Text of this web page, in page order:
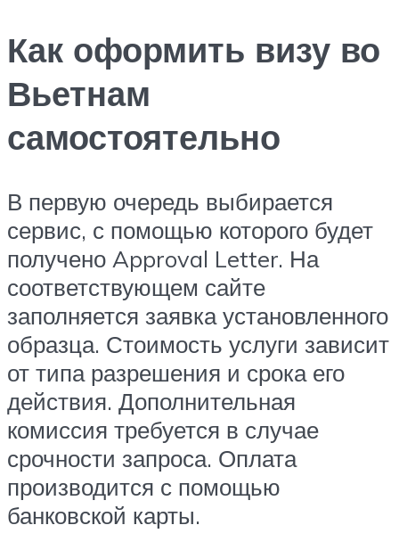
Как оформить визу во
Вьетнам
самостоятельно
В первую очередь выбирается
сервис, с помощью которого будет
получено Approval Letter. На
соответствующем сайте
заполняется заявка установленного
образца. Стоимость услуги зависит
от типа разрешения и срока его
действия. Дополнительная
комиссия требуется в случае
срочности запроса. Оплата
производится с помощью
банковской карты.